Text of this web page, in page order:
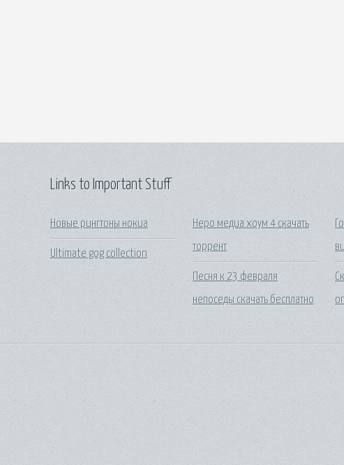
Links to Important Stuff
Новые рингтоны нокиа
Ultimate gog collection
Неро медиа хоум 4 скачать
торрент
Песня к 23 февраля
непоседы скачать бесплатно